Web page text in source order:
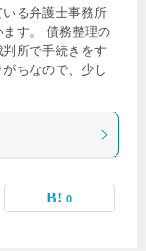
る弁護士事務所
す。 債務整理の
所で手続きをす
ちなので、少し
0